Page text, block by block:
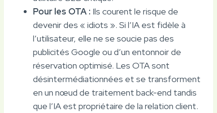
Pour les OTA : Ils courent le risque de
devenir des « idiots ». Si l’IA est fidèle à
l’utilisateur, elle ne se soucie pas des
publicités Google ou d’un entonnoir de
réservation optimisé. Les OTA sont
désintermédiationnées et se transforment
en un nœud de traitement back-end tandis
que l’IA est propriétaire de la relation client.